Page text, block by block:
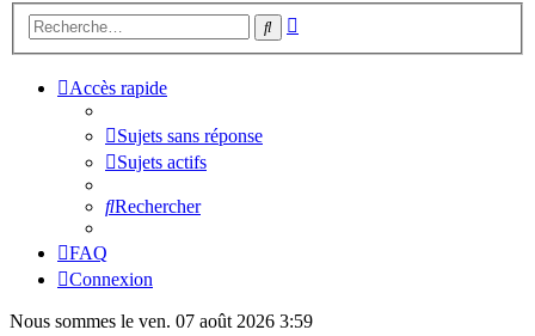
Rechercher
Accès rapide
Sujets sans réponse
Sujets actifs
Rechercher
FAQ
Connexion
Nous sommes le ven. 07 août 2026 3:59